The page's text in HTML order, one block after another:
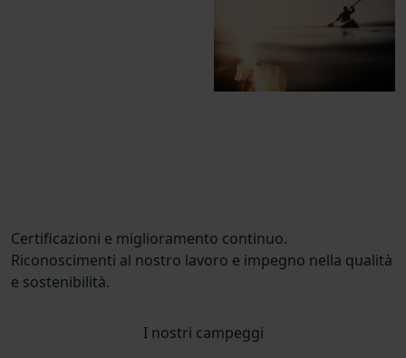
Certificazioni e miglioramento continuo.
Riconoscimenti al nostro lavoro e impegno nella qualità
e sostenibilità.
I nostri campeggi